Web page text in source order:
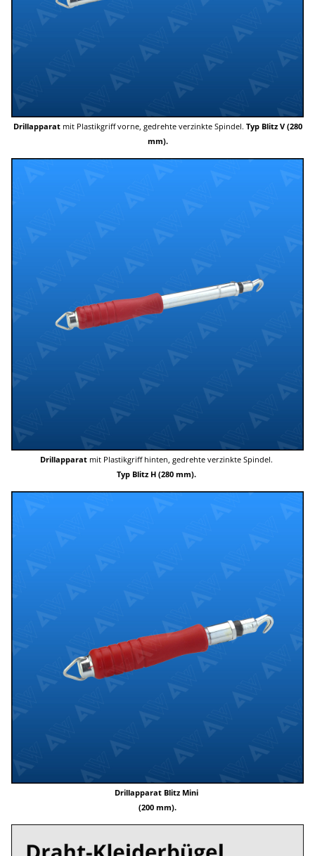
Drillapparatmit Plastikgriff vorne, gedrehte verzinkte Spindel. Typ Blitz V (280
mm).
Drillapparat mit Plastikgriff hinten, gedrehte verzinkte Spindel.
Typ Blitz H (280 mm).
Drillapparat Blitz Mini
(200 mm).